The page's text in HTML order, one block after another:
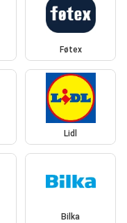
Føtex
Lidl
Bilka